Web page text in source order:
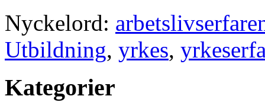
Nyckelord:
Utbildning, yrkes,
Kategorier